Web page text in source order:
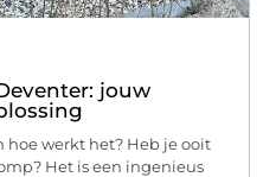
jouw
hoe werkt het? Heb je ooit
Het is een ingenieus